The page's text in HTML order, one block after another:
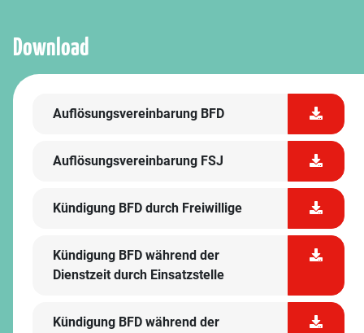
Download
Auflösungsvereinbarung BFD
Auflösungsvereinbarung FSJ
Kündigung BFD durch Freiwillige
Kündigung BFD während der
Dienstzeit durch Einsatzstelle
Kündigung BFD während der